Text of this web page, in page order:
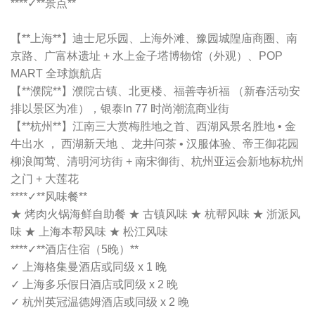
****✓**景点**
【**上海**】迪士尼乐园、上海外滩、豫园城隍庙商圈、 南
京路、广富林遗址 + 水上金子塔博物馆（外观）、POP
MART 全球旗航店
【**濮院**】濮院古镇、北更楼、福善寺祈福 （新春活动安
排以景区为准），银泰In 77 时尚潮流商业街
【**杭州**】江南三大赏梅胜地之首、西湖风景名胜地 • 金
牛出水 ， 西湖新天地 、龙井问茶 • 汉服体验、帝王御花园
柳浪闻莺、清明河坊街 + 南宋御街、杭州亚运会新地标杭州
之门 + 大莲花
****✓**风味餐**
★ 烤肉火锅海鲜自助餐 ★ 古镇风味 ★ 杭帮风味 ★ 浙派风
味 ★ 上海本帮风味 ★ 松江风味
****✓**酒店住宿（5晚）**
✓ 上海格集曼酒店或同级 x 1 晚
✓ 上海多乐假日酒店或同级 x 2 晚
✓ 杭州英冠温德姆酒店或同级 x 2 晚